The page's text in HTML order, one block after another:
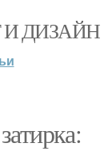
И ДИЗАЙН